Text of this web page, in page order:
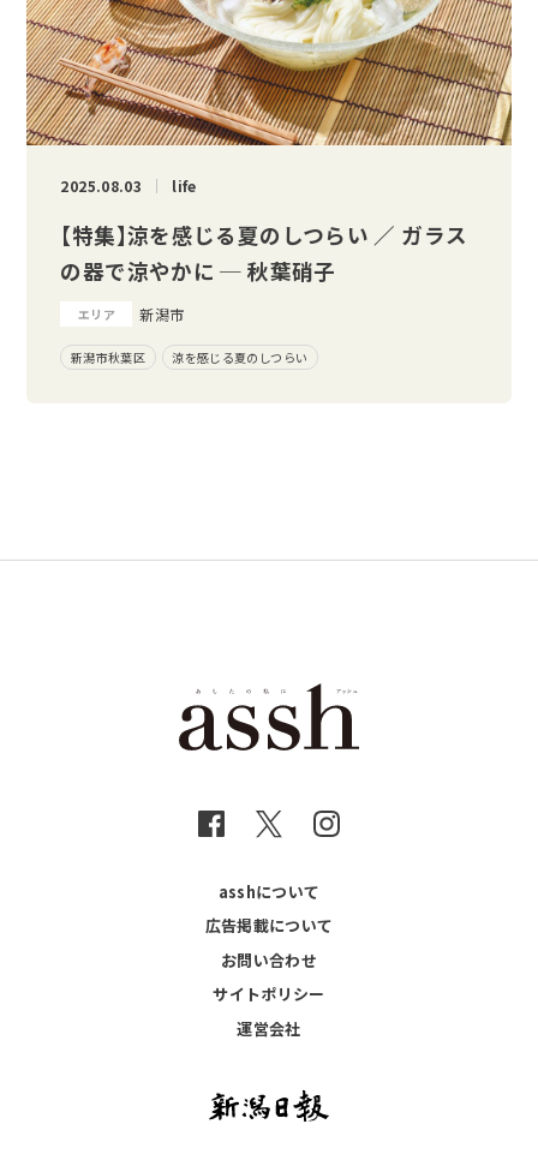
2025.08.03 life
【特集】涼を感じる夏のしつらい ／ ガラス
の器で涼やかに ─ 秋葉硝子
エリア 新潟市
新潟市秋葉区 涼を感じる夏のしつらい
asshについて
広告掲載について
お問い合わせ
サイトポリシー
運営会社